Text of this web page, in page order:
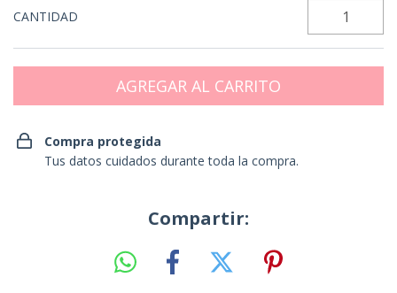
CANTIDAD
Compra protegida
Tus datos cuidados durante toda la compra.
Compartir: